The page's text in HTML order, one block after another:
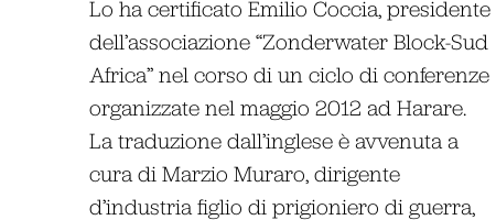
Lo ha certificato Emilio Coccia, presidente
dell’associazione “Zonderwater Block-Sud
Africa” nel corso di un ciclo di conferenze
organizzate nel maggio 2012 ad Harare.
La traduzione dall’inglese è avvenuta a
cura di Marzio Muraro, dirigente
d’industria figlio di prigioniero di guerra,